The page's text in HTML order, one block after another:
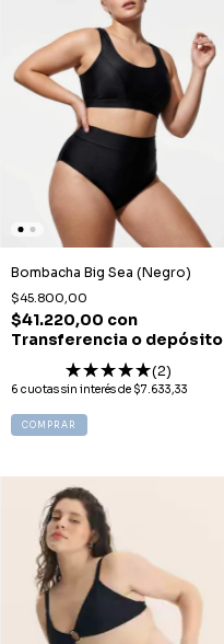
Bombacha Big Sea (Negro)
$45.800,00
$41.220,00 con
Transferencia o depósito
(2)
6 cuotas sin interés de $7.633,33
COMPRAR